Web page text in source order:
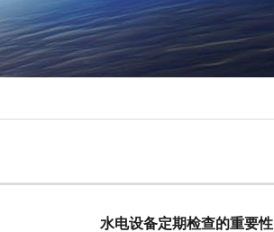
水电设备定期检查的重要性